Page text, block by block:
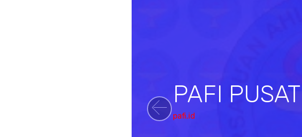
PAFI PUSAT
pafi.id
Previous